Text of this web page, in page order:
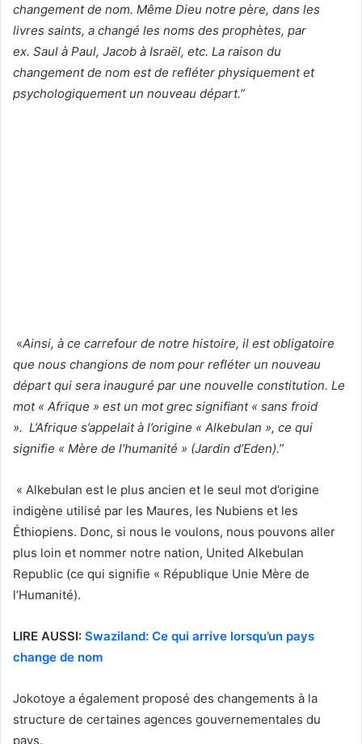
changement de nom. Même Dieu notre père, dans les
livres saints, a changé les noms des prophètes, par
ex. Saul à Paul, Jacob à Israël, etc. La raison du
changement de nom est de refléter physiquement et
psychologiquement un nouveau départ.”
«Ainsi, à ce carrefour de notre histoire, il est obligatoire
que nous changions de nom pour refléter un nouveau
départ qui sera inauguré par une nouvelle constitution. Le
mot « Afrique » est un mot grec signifiant « sans froid
». L’Afrique s’appelait à l’origine « Alkebulan », ce qui
signifie « Mère de l’humanité » (Jardin d’Eden).”
« Alkebulan est le plus ancien et le seul mot d’origine
indigène utilisé par les Maures, les Nubiens et les
Éthiopiens. Donc, si nous le voulons, nous pouvons aller
plus loin et nommer notre nation, United Alkebulan
Republic (ce qui signifie « République Unie Mère de
l’Humanité).
LIRE AUSSI: Swaziland: Ce qui arrive lorsqu’un pays
change de nom
Jokotoye a également proposé des changements à la
structure de certaines agences gouvernementales du
pays.